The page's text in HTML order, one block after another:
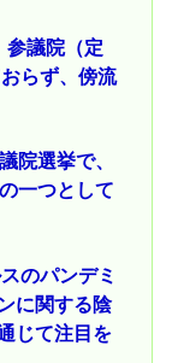
参議院（定
らず、傍流
院選挙で、
一つとして
のパンデミ
に関する陰
じて注目を